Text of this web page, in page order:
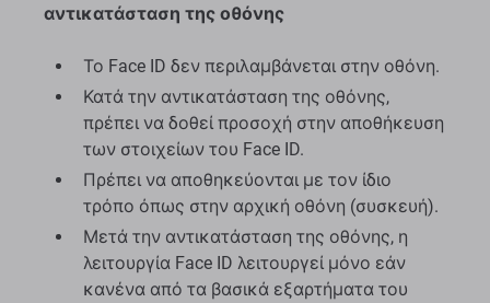
αντικατάσταση της οθόνης
Το Face ID δεν περιλαμβάνεται στην οθόνη.
Κατά την αντικατάσταση της οθόνης,
πρέπει να δοθεί προσοχή στην αποθήκευση
των στοιχείων του Face ID.
Πρέπει να αποθηκεύονται με τον ίδιο
τρόπο όπως στην αρχική οθόνη (συσκευή).
Μετά την αντικατάσταση της οθόνης, η
λειτουργία Face ID λειτουργεί μόνο εάν
κανένα από τα βασικά εξαρτήματα του